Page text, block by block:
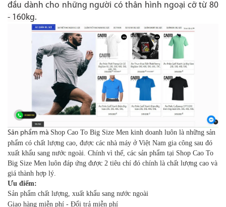
đầu dành cho những người có thân hình ngoại cỡ từ 80
- 160kg.
Sản phẩm mà Shop Cao To Big Size Men kinh doanh luôn là những sản
phẩm có chất lượng cao, được các nhà máy ở Việt Nam gia công sau đó
xuất khẩu sang nước ngoài. Chính vì thế, các sản phẩm tại Shop Cao To
Big Size Men luôn đáp ứng được 2 tiêu chí đó chính là chất lượng cao và
giá thành hợp lý.
Ưu điểm:
Sản phẩm chất lượng, xuất khẩu sang nước ngoài
Giao hàng miễn phí - Đổi trả miễn phí